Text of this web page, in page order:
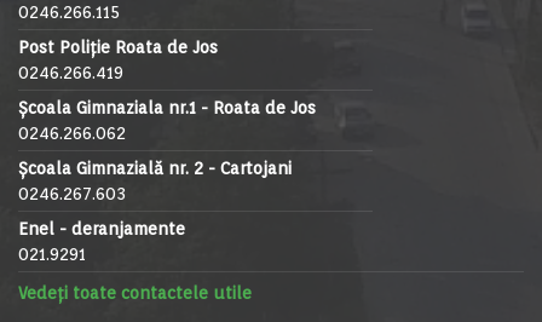
0246.266.115
Post Poliție Roata de Jos
0246.266.419
Școala Gimnaziala nr.1 - Roata de Jos
0246.266.062
Școala Gimnazială nr. 2 - Cartojani
0246.267.603
Enel - deranjamente
021.9291
Vedeți toate contactele utile